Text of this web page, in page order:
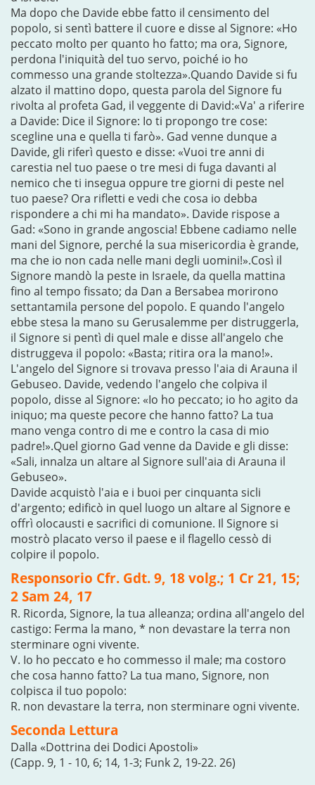
Ma dopo che Davide ebbe fatto il censimento del
popolo, si sentì battere il cuore e disse al Signore: «Ho
peccato molto per quanto ho fatto; ma ora, Signore,
perdona l'iniquità del tuo servo, poiché io ho
commesso una grande stoltezza».Quando Davide si fu
alzato il mattino dopo, questa parola del Signore fu
rivolta al profeta Gad, il veggente di David:«Va' a riferire
a Davide: Dice il Signore: Io ti propongo tre cose:
scegline una e quella ti farò». Gad venne dunque a
Davide, gli riferì questo e disse: «Vuoi tre anni di
carestia nel tuo paese o tre mesi di fuga davanti al
nemico che ti insegua oppure tre giorni di peste nel
tuo paese? Ora rifletti e vedi che cosa io debba
rispondere a chi mi ha mandato». Davide rispose a
Gad: «Sono in grande angoscia! Ebbene cadiamo nelle
mani del Signore, perché la sua misericordia è grande,
ma che io non cada nelle mani degli uomini!».Così il
Signore mandò la peste in Israele, da quella mattina
fino al tempo fissato; da Dan a Bersabea morirono
settantamila persone del popolo. E quando l'angelo
ebbe stesa la mano su Gerusalemme per distruggerla,
il Signore si pentì di quel male e disse all'angelo che
distruggeva il popolo: «Basta; ritira ora la mano!».
L'angelo del Signore si trovava presso l'aia di Arauna il
Gebuseo. Davide, vedendo l'angelo che colpiva il
popolo, disse al Signore: «Io ho peccato; io ho agito da
iniquo; ma queste pecore che hanno fatto? La tua
mano venga contro di me e contro la casa di mio
padre!».Quel giorno Gad venne da Davide e gli disse:
«Sali, innalza un altare al Signore sull'aia di Arauna il
Gebuseo».
Davide acquistò l'aia e i buoi per cinquanta sicli
d'argento; edificò in quel luogo un altare al Signore e
offrì olocausti e sacrifici di comunione. Il Signore si
mostrò placato verso il paese e il flagello cessò di
colpire il popolo.
Responsorio Cfr. Gdt. 9, 18 volg.; 1 Cr 21, 15;
2 Sam 24, 17
R. Ricorda, Signore, la tua alleanza; ordina all'angelo del
castigo: Ferma la mano, * non devastare la terra non
sterminare ogni vivente.
V. Io ho peccato e ho commesso il male; ma costoro
che cosa hanno fatto? La tua mano, Signore, non
colpisca il tuo popolo:
R. non devastare la terra, non sterminare ogni vivente.
Seconda Lettura
Dalla «Dottrina dei Dodici Apostoli»
(Capp. 9, 1 - 10, 6; 14, 1-3; Funk 2, 19-22. 26)